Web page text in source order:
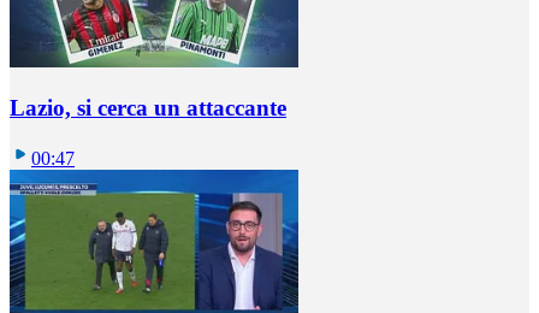
Lazio, si cerca un attaccante
00:47